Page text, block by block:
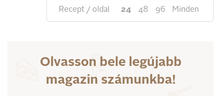
Recept / oldal 24 48 96 Minden
Olvasson bele legújabb
magazin számunkba!